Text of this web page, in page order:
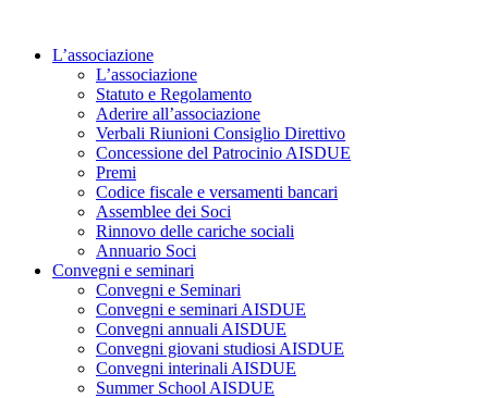
contenutoL’associazione
L’associazione
Statuto e Regolamento
Aderire all’associazione
Verbali Riunioni Consiglio Direttivo
Concessione del Patrocinio AISDUE
Premi
Codice fiscale e versamenti bancari
Assemblee dei Soci
Rinnovo delle cariche sociali
Annuario Soci
Convegni e seminari
Convegni e Seminari
Convegni e seminari AISDUE
Convegni annuali AISDUE
Convegni giovani studiosi AISDUE
Convegni interinali AISDUE
Summer School AISDUE